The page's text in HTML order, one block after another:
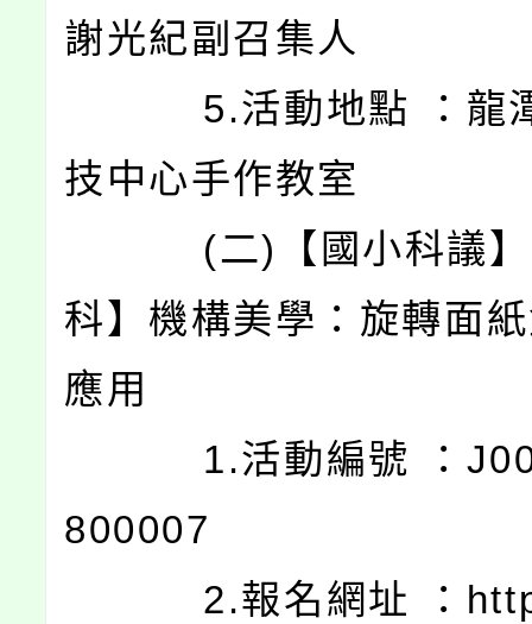
謝光紀副召集人
5.活動地點 ：龍潭
技中心手作教室
(二)【國小科議】
科】機構美學：旋轉面
應用
1.活動編號 ：
800007
2.報名網址 ：